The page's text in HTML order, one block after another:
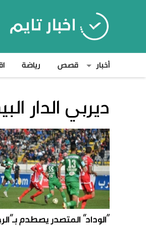
أخبار
قصص رياضة
ديربي الدار
“الوداد” المتصدر يصطدم